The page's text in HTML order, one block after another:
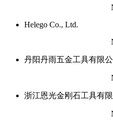
Helego Co., Ltd.
丹阳丹雨五金工具有限公
浙江恩光金刚石工具有限